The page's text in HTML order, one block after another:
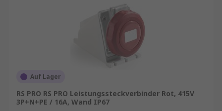
Auf Lager
RS PRO RS PRO Leistungssteckverbinder Rot, 415V
3P+N+PE / 16A, Wand IP67